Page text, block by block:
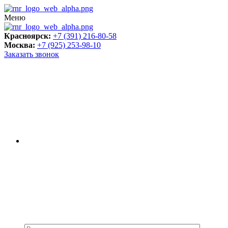
Меню
Красноярск: +7 (391) 216-80-58
Москва: +7 (925) 253-98-10
Заказать звонок